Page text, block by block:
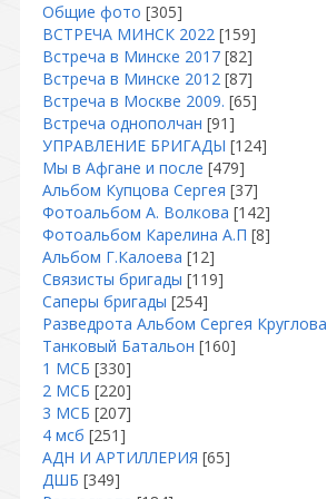
Общие фото [305]
ВСТРЕЧА МИНСК 2022 [159]
Встреча в Минске 2017 [82]
Встреча в Минске 2012 [87]
Встреча в Москве 2009. [65]
Встреча однополчан [91]
УПРАВЛЕНИЕ БРИГАДЫ [124]
Мы в Афгане и после [479]
Альбом Купцова Сергея [37]
Фотоальбом А. Волкова [142]
Фотоальбом Карелина А.П [8]
Альбом Г.Калоева [12]
Связисты бригады [119]
Саперы бригады [254]
Разведрота Альбом Сергея Круглова
Танковый Батальон [160]
1 МСБ [330]
2 МСБ [220]
3 МСБ [207]
4 мсб [251]
АДН И АРТИЛЛЕРИЯ [65]
ДШБ [349]